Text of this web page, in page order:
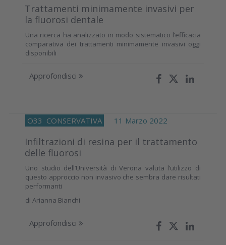
Trattamenti minimamente invasivi per
la fluorosi dentale
Una ricerca ha analizzato in modo sistematico l’efficacia
comparativa dei trattamenti minimamente invasivi oggi
disponibili
Approfondisci
O33 CONSERVATIVA 11 Marzo 2022
Infiltrazioni di resina per il trattamento
delle fluorosi
Uno studio dell’Università di Verona valuta l’utilizzo di
questo approccio non invasivo che sembra dare risultati
performanti
di Arianna Bianchi
Approfondisci